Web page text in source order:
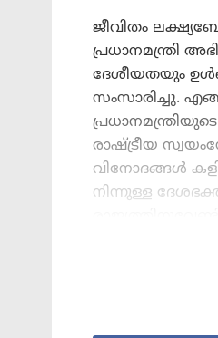
ജീവിതം
പ്രധാനമന്ത്രി
ദേശീയതയും
സംസാരിച്ചു.
രാഷ്ട്രീയ
വിനോദങ്ങൾ
നിന്നുള്ള
അങ്ങനെയാണ്